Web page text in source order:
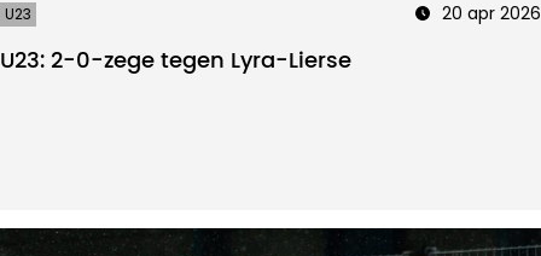
U23 20 apr 2026
U23: 2-0-zege tegen Lyra-Lierse